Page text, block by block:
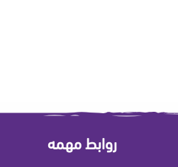
روابط مهمه